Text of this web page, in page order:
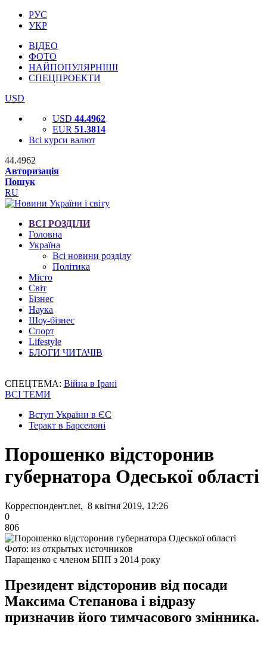
РУС
УКР
ВІДЕО
ФОТО
НАЙПОПУЛЯРНІШІ
СПЕЦПРОЕКТИ
USD
USD 44.4962
EUR 51.3814
Всі курси валют
44.4962
Авторизація
Пошук
RU
ВСІ РОЗДІЛИ
Головна
Україна
Всі новини розділу
Політика
Місто
Світ
Бізнес
Наука
Шоу-бізнес
Спорт
Lifestyle
БЛОГИ ЧИТАЧІВ
СПЕЦТЕМА: Війна в Ірані
ВСІ ТЕМИ
Вступ України в ЄС
Теракт в Барселоні
Порошенко відсторонив
губернатора Одеської області
Корреспондент.net, 8 квітня 2019, 12:26
0
806
Фото: из открытых источников
Паращенко є членом БПП з 2014 року
Президент відсторонив від посади
Максима Степанова і відразу
призначив його тимчасового змінника.